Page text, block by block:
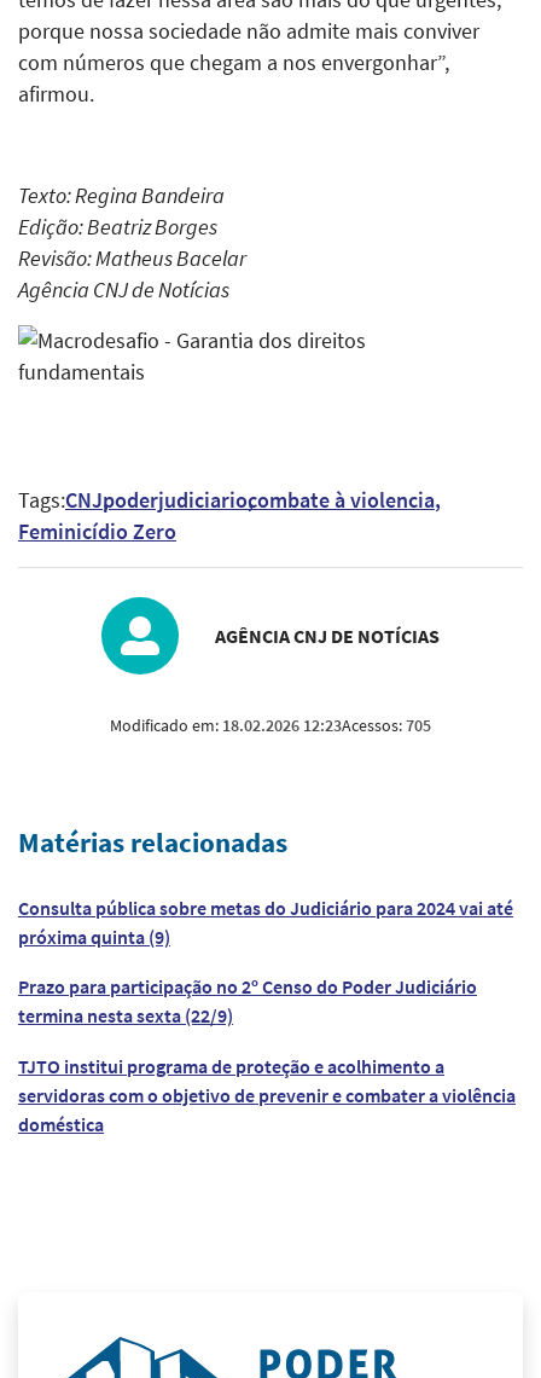
porque nossa sociedade não admite mais conviver
com números que chegam a nos envergonhar”,
afirmou.
Texto: Regina Bandeira
Edição: Beatriz Borges
Revisão: Matheus Bacelar
Agência CNJ de Notícias
Tags:CNJpoderjudiciariocombate à violencia
Feminicídio Zero
AGÊNCIA CNJ DE NOTÍCIAS
Modificado em: 18.02.2026 12:23Acessos:705
Matérias relacionadas
Consulta pública sobre metas do Judiciário para 2024 vai até
próxima quinta (9)
Prazo para participação no 2º Censo do Poder Judiciário
termina nesta sexta (22/9)
TJTO institui programa de proteção e acolhimento a
servidoras com o objetivo de prevenir e combater a violência
doméstica